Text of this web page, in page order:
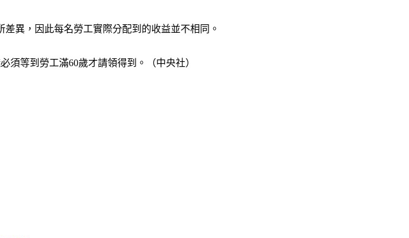
異，因此每名勞工實際分配到的收益並不相同。
須等到勞工滿60歲才請領得到。（中央社）